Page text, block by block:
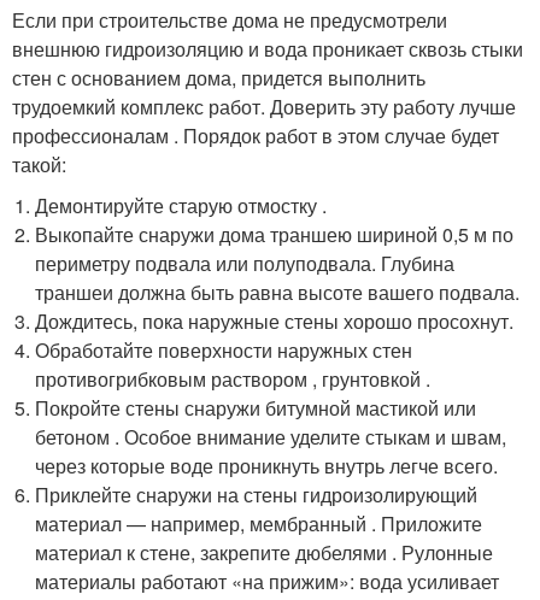
Если при строительстве дома не предусмотрели
внешнюю гидроизоляцию и вода проникает сквозь стыки
стен с основанием дома, придется выполнить
трудоемкий комплекс работ. Доверить эту работу лучше
профессионалам . Порядок работ в этом случае будет
такой:
Демонтируйте старую отмостку .
Выкопайте снаружи дома траншею шириной 0,5 м по
периметру подвала или полуподвала. Глубина
траншеи должна быть равна высоте вашего подвала.
Дождитесь, пока наружные стены хорошо просохнут.
Обработайте поверхности наружных стен
противогрибковым раствором , грунтовкой .
Покройте стены снаружи битумной мастикой или
бетоном . Особое внимание уделите стыкам и швам,
через которые воде проникнуть внутрь легче всего.
Приклейте снаружи на стены гидроизолирующий
материал — например, мембранный . Приложите
материал к стене, закрепите дюбелями . Рулонные
материалы работают «на прижим»: вода усиливает